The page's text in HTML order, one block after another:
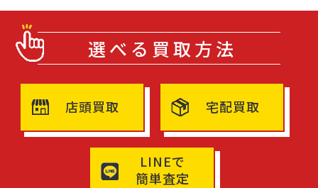
選べる買取方法
店頭買取 宅配買取
LINEで
簡単査定